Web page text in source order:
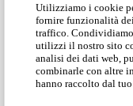
Utilizziamo i cookie
fornire funzionalità
traffico.
utilizzi il nostro sito
analisi dei dati web,
combinarle con altre
hanno raccolto dal
Groove
Tracks
Cookie Policy